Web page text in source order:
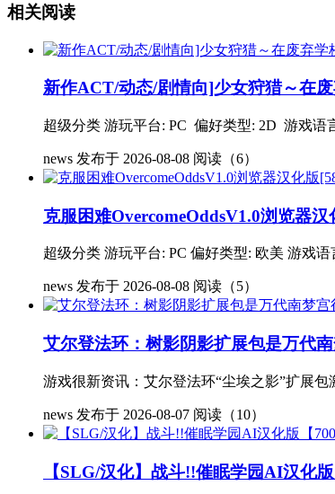
相关阅读
新作ACT/动态/剧情向]少女狩猎～在
超级分类 游玩平台: PC 偏好类型: 2D 游戏语
news 发布于 2026-08-08 阅读（6）
克服困难OvercomeOddsV1.0浏览器
超级分类 游玩平台: PC 偏好类型: 欧美 游戏语
news 发布于 2026-08-08 阅读（5）
艾尔登法环：树影阴影扩展包是万代
游戏很新资讯：艾尔登法环“尘埃之影”扩展
news 发布于 2026-08-07 阅读（10）
【SLG/汉化】战斗!!催眠学园AI汉化